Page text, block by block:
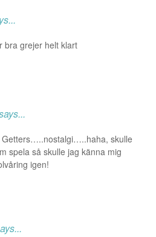
bra grejer helt klart
Getters…..nostalgi…..haha, skulle
spela så skulle jag känna mig
igen!